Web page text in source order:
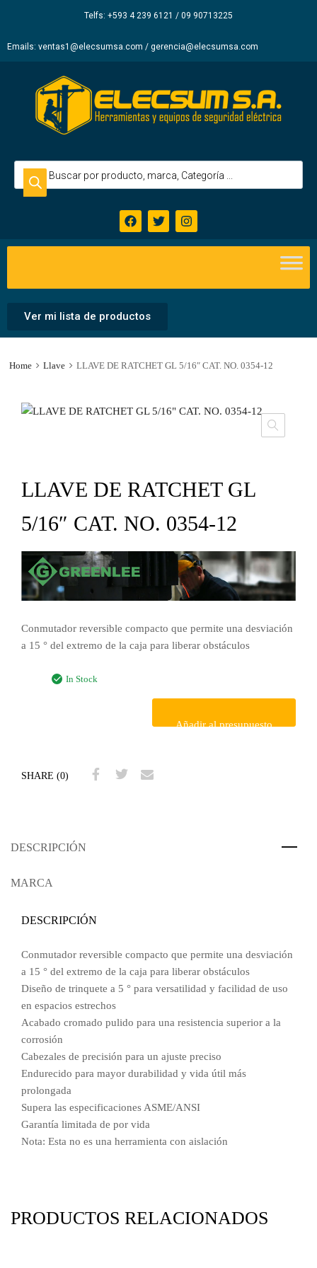
Telfs: +593 4 239 6121 / 09 90713225
Emails: ventas1@elecsumsa.com / gerencia@elecsumsa.com
Ver mi lista de productos
Home Llave LLAVE DE RATCHET GL 5/16″ CAT. NO. 0354-12
LLAVE DE RATCHET GL
5/16″ CAT. NO. 0354-12
Conmutador reversible compacto que permite una desviación
a 15 ° del extremo de la caja para liberar obstáculos
In Stock
Añadir al presupuesto
SHARE (0)
DESCRIPCIÓN
MARCA
DESCRIPCIÓN
Conmutador reversible compacto que permite una desviación
a 15 ° del extremo de la caja para liberar obstáculos
Diseño de trinquete a 5 ° para versatilidad y facilidad de uso
en espacios estrechos
Acabado cromado pulido para una resistencia superior a la
corrosión
Cabezales de precisión para un ajuste preciso
Endurecido para mayor durabilidad y vida útil más
prolongada
Supera las especificaciones ASME/ANSI
Garantía limitada de por vida
Nota: Esta no es una herramienta con aislación
PRODUCTOS RELACIONADOS